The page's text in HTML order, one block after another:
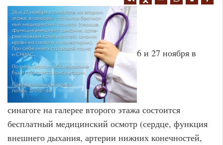
6 и 27 ноября в
синагоге на галерее второго этажа состоится
бесплатный медицинский осмотр (сердце, функция
внешнего дыхания, артерии нижних конечностей,